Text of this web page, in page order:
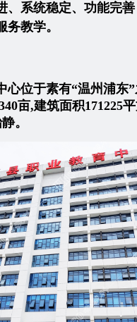
、系统稳定、功能完
教学。
心位于素有“温州浦东
亩,建筑面积171225
。